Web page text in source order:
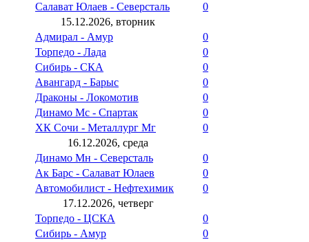
Салават Юлаев - Северсталь
0
15.12.2026, вторник
Адмирал - Амур
0
Торпедо - Лада
0
Сибирь - СКА
0
Авангард - Барыс
0
Драконы - Локомотив
0
Динамо Мс - Спартак
0
ХК Сочи - Металлург Мг
0
16.12.2026, среда
Динамо Мн - Северсталь
0
Ак Барс - Салават Юлаев
0
Автомобилист - Нефтехимик
0
17.12.2026, четверг
Торпедо - ЦСКА
0
Сибирь - Амур
0